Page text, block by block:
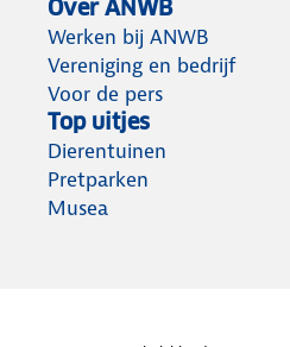
Over ANWB
Werken bij ANWB
Vereniging en bedrijf
Voor de pers
Top uitjes
Dierentuinen
Pretparken
Musea